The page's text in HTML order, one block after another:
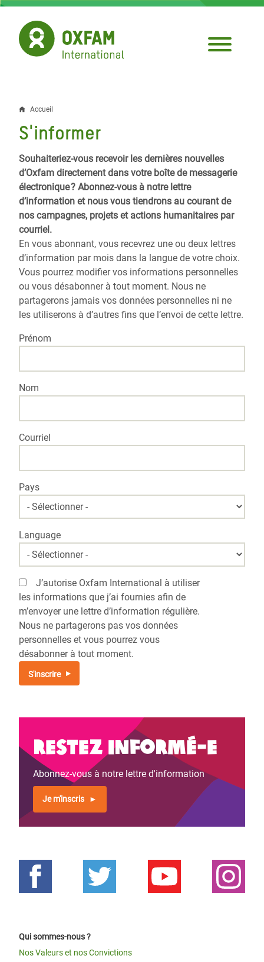
Aller
contenu
principal
Fil
d'Ariane
Accueil
S'informer
Souhaiteriez-vous recevoir les dernières nouvelles
d’Oxfam directement dans votre boîte de messagerie
électronique ? Abonnez-vous à notre lettre
d’information et nous vous tiendrons au courant de
nos campagnes, projets et actions humanitaires par
courriel.
En vous abonnant, vous recevrez une ou deux lettres
d’information par mois dans la langue de votre choix.
Vous pourrez modifier vos informations personnelles
ou vous désabonner à tout moment. Nous ne
partagerons jamais vos données personnelles ni ne
les utiliserons à d’autres fins que l’envoi de cette lettre.
Prénom
Nom
Courriel
Pays
Language
J’autorise Oxfam International à utiliser
les informations que j’ai fournies afin de
m’envoyer une lettre d’information régulière.
Nous ne partagerons pas vos données
personnelles et vous pourrez vous
désabonner à tout moment.
Restez informé-e
Abonnez-vous à notre lettre d'information
Je m'inscris
Qui sommes-nous ?
Nos Valeurs et nos Convictions